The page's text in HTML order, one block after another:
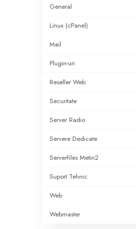
General
Linux (cPanel)
Mail
Plugin-uri
Reseller Web
Securitate
Server Radio
Servere Dedicate
Serverfiles Metin2
Suport Tehnic
Web
Webmaster